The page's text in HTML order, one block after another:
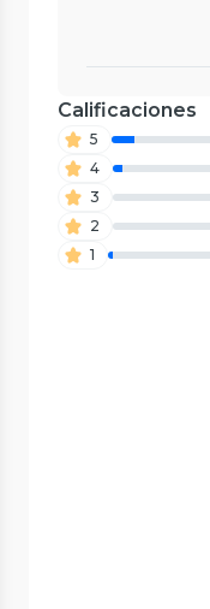
Calificaciones
5
4
3
2
1